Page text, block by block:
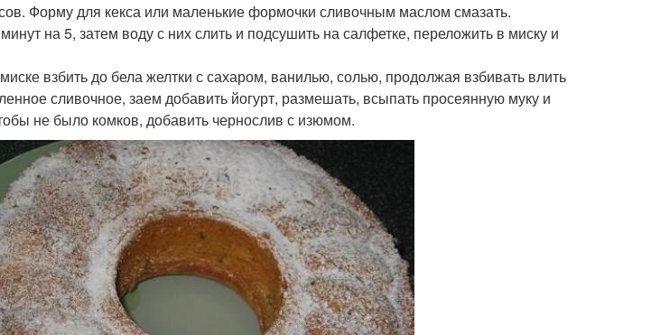
Форму для кекса или маленькие формочки сливочным маслом смазать.
на 5, затем воду с них слить и подсушить на салфетке, переложить в миску и
взбить до бела желтки с сахаром, ванилью, солью, продолжая взбивать влить
сливочное, заем добавить йогурт, размешать, всыпать просеянную муку и
не было комков, добавить чернослив с изюмом.